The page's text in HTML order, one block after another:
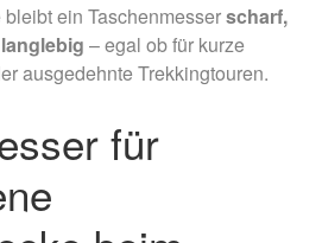
ein Taschenmesserscharf,
– egal ob für kurze
ausgedehnte Trekkingtouren.
für